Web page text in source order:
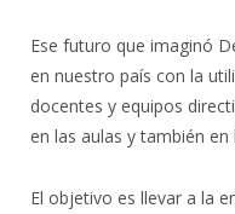
Ese futuro que imaginó
en nuestro país con la
docentes y equipos
en las aulas y también
El objetivo es llevar a la